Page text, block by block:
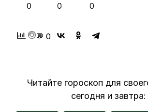
0 0 0
💬 0
Читайте гороскоп для
сегодня и завтра: